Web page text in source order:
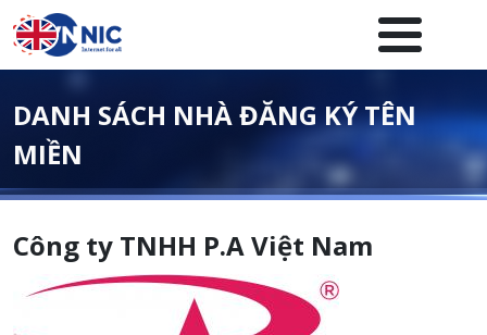
Nhảy đến nội dung
Menuheader của website
DANH SÁCH NHÀ ĐĂNG KÝ TÊN
MIỀN
Công ty TNHH P.A Việt Nam